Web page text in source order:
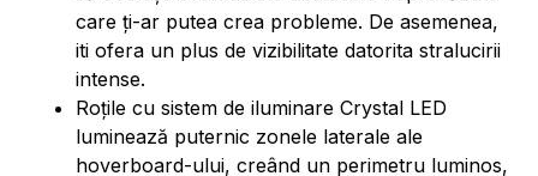
care ți-ar putea crea probleme. De asemenea,
iti ofera un plus de vizibilitate datorita stralucirii
intense.
Roțile cu sistem de iluminare Crystal LED
luminează puternic zonele laterale ale
hoverboard-ului, creând un perimetru luminos,